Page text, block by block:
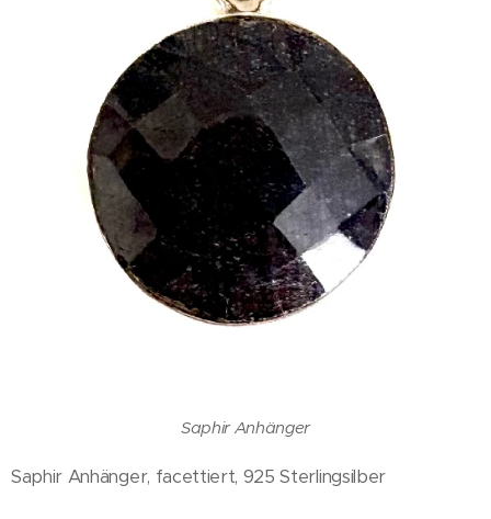
Saphir Anhänger
Saphir Anhänger, facettiert, 925 Sterlingsilber